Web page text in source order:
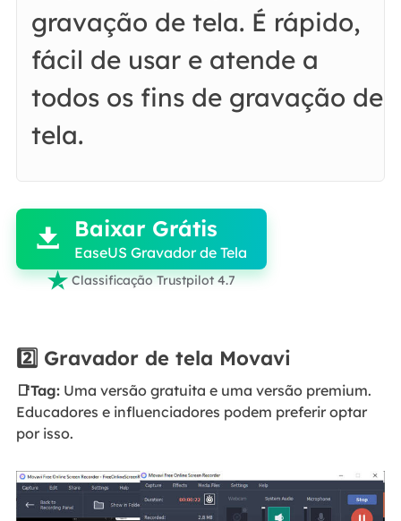
gravação de tela. É rápido,
fácil de usar e atende a
todos os fins de gravação de
tela.
 Baixar Grátis
EaseUS Gravador de Tela
 Classificação Trustpilot 4.7
2️⃣ Gravador de tela Movavi
📑Tag:Uma versão gratuita e uma versão premium.
Educadores e influenciadores podem preferir optar
por isso.